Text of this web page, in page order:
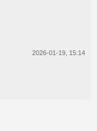
2026-01-19, 15:14